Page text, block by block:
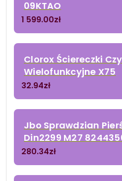
09KTAO
1 599.00zł
Clorox Ściereczki
Wielofunkcyjne X75
32.94zł
Jbo Sprawdzian
Din2299 M27
280.34zł